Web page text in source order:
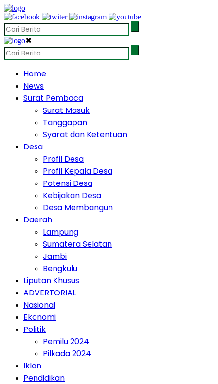
✖
Home
News
Surat Pembaca
Surat Masuk
Tanggapan
Syarat dan Ketentuan
Desa
Profil Desa
Profil Kepala Desa
Potensi Desa
Kebijakan Desa
Desa Membangun
Daerah
Lampung
Sumatera Selatan
Jambi
Bengkulu
Liputan Khusus
ADVERTORIAL
Nasional
Ekonomi
Politik
Pemilu 2024
Pilkada 2024
Iklan
Pendidikan